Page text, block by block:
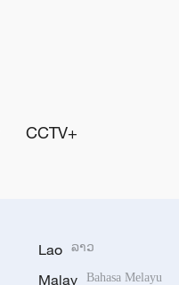
CCTV+
Lao ລາວ
Malay Bahasa Melayu